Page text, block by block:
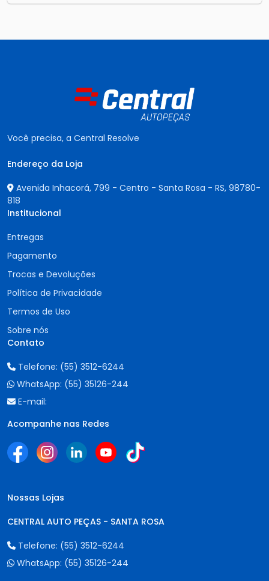
Você precisa, a Central Resolve
Endereço da Loja
Avenida Inhacorá, 799 - Centro - Santa Rosa - RS, 98780-
818
Institucional
Entregas
Pagamento
Trocas e Devoluções
Política de Privacidade
Termos de Uso
Sobre nós
Contato
Telefone: (55) 3512-6244
WhatsApp: (55) 35126-244
E-mail:
Acompanhe nas Redes
Nossas Lojas
CENTRAL AUTO PEÇAS - SANTA ROSA
Telefone: (55) 3512-6244
WhatsApp: (55) 35126-244